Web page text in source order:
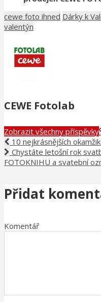
cewe foto ihned Dárky k
valentýn
CEWE Fotolab
Zobrazit všechny příspěvky
10 nejkrásnějších
Chystáte letošní rok
FOTOKNIHU a svatební
Přidat
Komentář